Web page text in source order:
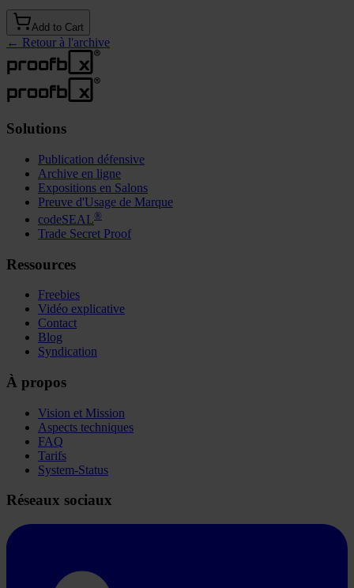
Add to Cart
← Retour à l'archive
Solutions
Publication défensive
Archive en ligne
Expositions en Salons
Preuve d'Usage de Marque
codeSEAL®
Trade Secret Proof
Ressources
Freebies
Vidéo explicative
Contact
Blog
Syndication
À propos
Vision et Mission
Aspects techniques
FAQ
Tarifs
System-Status
Réseaux sociaux